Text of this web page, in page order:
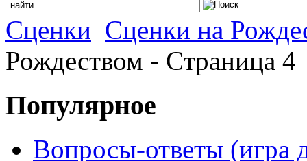
Сценки Сценки на
Рождеством - Cтраница 4
Популярное
Вопросы-ответы (игра